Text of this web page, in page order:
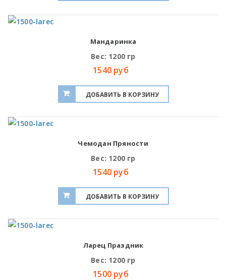
Мандаринка
Вес: 1200 гр
1540 руб
Чемодан Пряности
Вес: 1200 гр
1540 руб
Ларец Праздник
Вес: 1200 гр
1500 руб